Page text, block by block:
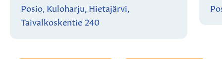
Posio, Kuloharju, Hietajärvi,
Taivalkoskentie 240